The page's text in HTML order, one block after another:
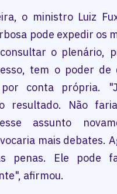
o ministro Luiz
pode expedir os
o plenário,
tem o poder de
conta própria.
resultado. Não
assunto
mais debates.
penas. Ele pode
afirmou.